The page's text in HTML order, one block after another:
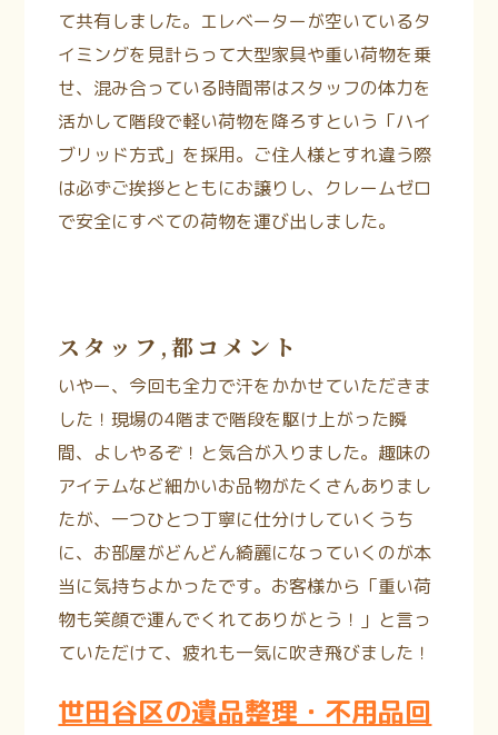
て共有しました。エレベーターが空いているタ
イミングを見計らって大型家具や重い荷物を乗
せ、混み合っている時間帯はスタッフの体力を
活かして階段で軽い荷物を降ろすという「ハイ
ブリッド方式」を採用。ご住人様とすれ違う際
は必ずご挨拶とともにお譲りし、クレームゼロ
で安全にすべての荷物を運び出しました。
スタッフ,都 コメント
いやー、今回も全力で汗をかかせていただきま
した！現場の4階まで階段を駆け上がった瞬
間、よしやるぞ！と気合が入りました。趣味の
アイテムなど細かいお品物がたくさんありまし
たが、一つひとつ丁寧に仕分けしていくうち
に、お部屋がどんどん綺麗になっていくのが本
当に気持ちよかったです。お客様から「重い荷
物も笑顔で運んでくれてありがとう！」と言っ
ていただけて、疲れも一気に吹き飛びました！
世田谷区の遺品整理・不用品回